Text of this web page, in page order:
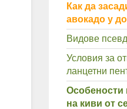
Как да
авокадо у
Видове
Условия за
ланцетни
Особености
на киви от